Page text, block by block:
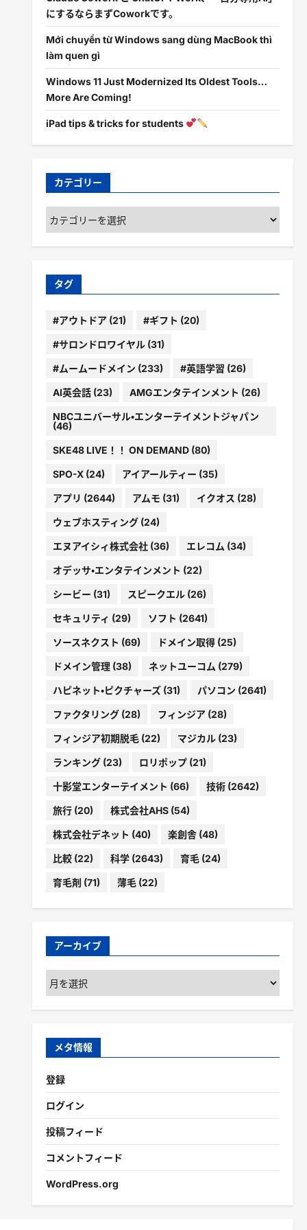
にするならまずCoworkです。
Mới chuyển từ Windows sang dùng MacBook thì
làm quen gì
Windows 11 Just Modernized Its Oldest Tools…
More Are Coming!
iPad tips & tricks for students
カテゴリー
カ
テ
ゴ
ー
タグ
#アウトドア(21) #ギフト (20)
#サロンドロワイヤル(31)
#ムームードメイン (233) #英語学習 (26)
AI英会話(23) AMGエンタテインメント (26)
NBCユニバーサル・エンターテイメントジャパン
(46)
SKE48 LIVE！！ ON DEMAND(80)
SPO-X(24) アイアールティー (35)
アプリ (2644) アムモ (31) イクオス (28)
ウェブホスティング(24)
エヌアイシィ株式会社(36) エレコム (34)
オデッサ・エンタテインメント (22)
シービー (31) スピークエル(26)
セキュリティ (29) ソフト (2641)
ソースネクスト (69) ドメイン取得(25)
ドメイン管理(38) ネットユーコム (279)
ハピネット・ピクチャーズ(31) パソコン (2641)
ファクタリング(28) フィンジア(28)
フィンジア初期脱毛(22) マジカル(23)
ランキング(23) ロリポップ(21)
十影堂エンターテイメント (66) 技術(2642)
旅行(20) 株式会社AHS(54)
株式会社デネット (40) 楽創舎(48)
比較(22) 科学(2643) 育毛(24)
育毛剤 (71) 薄毛(22)
アーカイブ
ア
ー
カ
ブ
メタ情報
登録
ログイン
投稿フィード
コメントフィード
WordPress.org